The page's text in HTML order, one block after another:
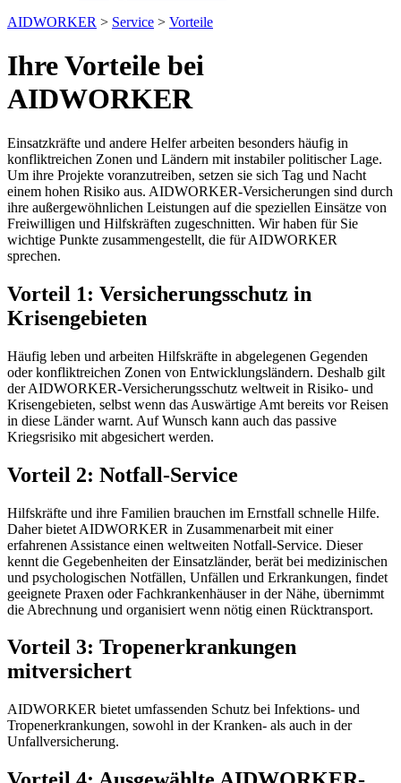
AIDWORKER > Service > Vorteile
Ihre Vorteile bei
AIDWORKER
Einsatzkräfte und andere Helfer arbeiten besonders häufig in
konfliktreichen Zonen und Ländern mit instabiler politischer Lage.
Um ihre Projekte voranzutreiben, setzen sie sich Tag und Nacht
einem hohen Risiko aus. AIDWORKER-Versicherungen sind durch
ihre außergewöhnlichen Leistungen auf die speziellen Einsätze von
Freiwilligen und Hilfskräften zugeschnitten. Wir haben für Sie
wichtige Punkte zusammengestellt, die für AIDWORKER
sprechen.
Vorteil 1: Versicherungsschutz in
Krisengebieten
Häufig leben und arbeiten Hilfskräfte in abgelegenen Gegenden
oder konfliktreichen Zonen von Entwicklungsländern. Deshalb gilt
der AIDWORKER-Versicherungsschutz weltweit in Risiko- und
Krisengebieten, selbst wenn das Auswärtige Amt bereits vor Reisen
in diese Länder warnt. Auf Wunsch kann auch das passive
Kriegsrisiko mit abgesichert werden.
Vorteil 2: Notfall-Service
Hilfskräfte und ihre Familien brauchen im Ernstfall schnelle Hilfe.
Daher bietet AIDWORKER in Zusammenarbeit mit einer
erfahrenen Assistance einen weltweiten Notfall-Service. Dieser
kennt die Gegebenheiten der Einsatzländer, berät bei medizinischen
und psychologischen Notfällen, Unfällen und Erkrankungen, findet
geeignete Praxen oder Fachkrankenhäuser in der Nähe, übernimmt
die Abrechnung und organisiert wenn nötig einen Rücktransport.
Vorteil 3: Tropenerkrankungen
mitversichert
AIDWORKER bietet umfassenden Schutz bei Infektions- und
Tropenerkrankungen, sowohl in der Kranken- als auch in der
Unfallversicherung.